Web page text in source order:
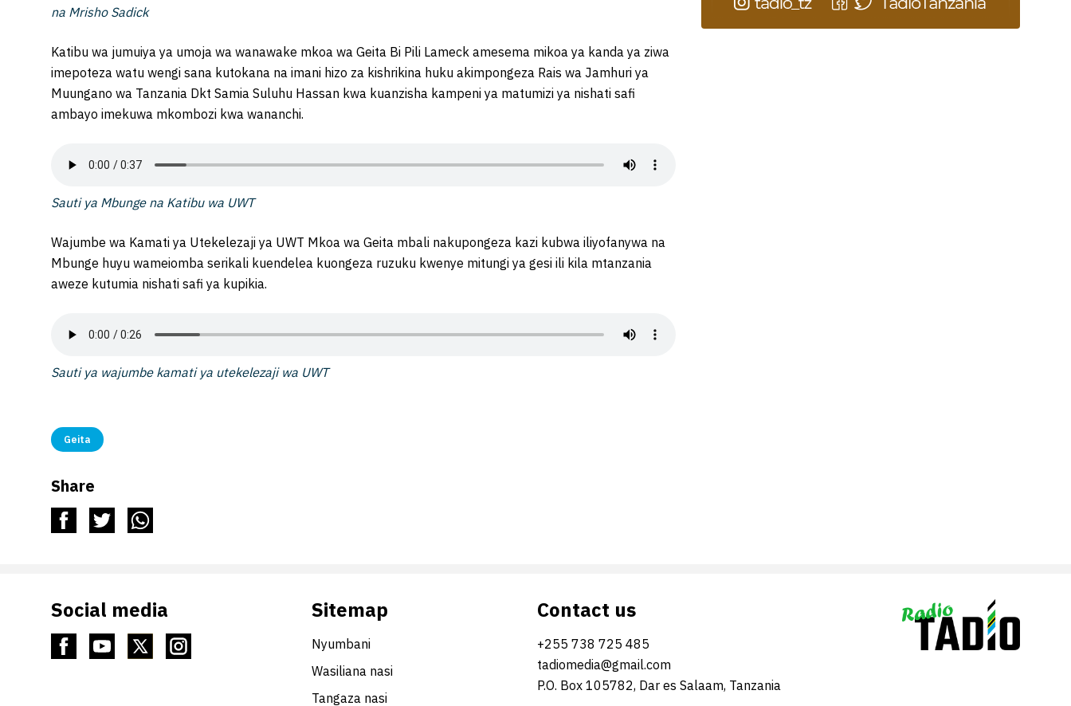
na Mrisho Sadick
Katibu wa jumuiya ya umoja wa wanawake mkoa wa Geita Bi Pili Lameck amesema mikoa ya kanda ya ziwa
imepoteza watu wengi sana kutokana na imani hizo za kishrikina huku akimpongeza Rais wa Jamhuri ya
Muungano wa Tanzania Dkt Samia Suluhu Hassan kwa kuanzisha kampeni ya matumizi ya nishati safi
ambayo imekuwa mkombozi kwa wananchi.
Sauti ya Mbunge na Katibu wa UWT
Wajumbe wa Kamati ya Utekelezaji ya UWT Mkoa wa Geita mbali nakupongeza kazi kubwa iliyofanywa na
Mbunge huyu wameiomba serikali kuendelea kuongeza ruzuku kwenye mitungi ya gesi ili kila mtanzania
aweze kutumia nishati safi ya kupikia.
Sauti ya wajumbe kamati ya utekelezaji wa UWT
Geita
Share
Social media Sitemap
Nyumbani
Wasiliana nasi
Tangaza nasi
Contact us
+255 738 725 485
tadiomedia@gmail.com
P.O. Box 105782, Dar es Salaam, Tanzania